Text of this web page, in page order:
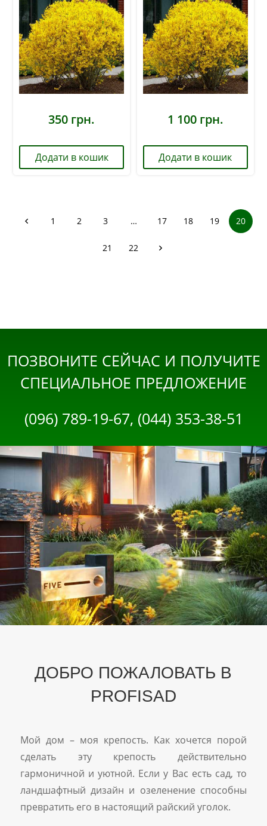
350 грн.
Додати в кошик
1 100грн.
Додати в кошик
1 2 3 … 17 18 19 20
21 22
ПОЗВОНИТЕ СЕЙЧАС И ПОЛУЧИТЕ
СПЕЦИАЛЬНОЕ ПРЕДЛОЖЕНИЕ
(096) 789-19-67, (044) 353-38-51
ДОБРО ПОЖАЛОВАТЬ В
PROFISAD
Мой дом – моя крепость. Как хочется порой
сделать эту крепость действительно
гармоничной и уютной. Если у Вас есть сад, то
ландшафтный дизайн и озеленение способны
превратить его в настоящий райский уголок.